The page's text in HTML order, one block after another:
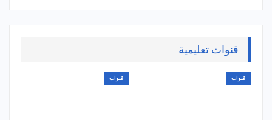
قنوات تعليمية
قنوات قنوات